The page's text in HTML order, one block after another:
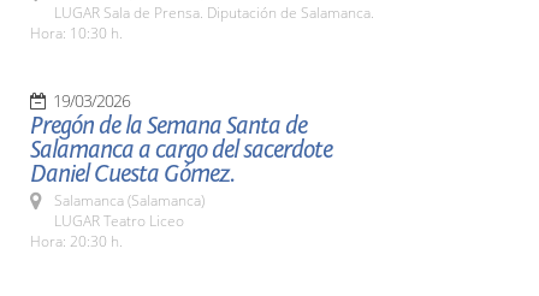
LUGAR Sala de Prensa. Diputación de Salamanca.
Hora: 10:30 h.
19/03/2026
Pregón de la Semana Santa de
Salamanca a cargo del sacerdote
Daniel Cuesta Gómez.
Salamanca (Salamanca)
LUGAR Teatro Liceo
Hora: 20:30 h.